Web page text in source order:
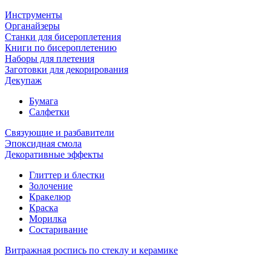
Инструменты
Органайзеры
Станки для бисероплетения
Книги по бисероплетению
Наборы для плетения
Заготовки для декорирования
Декупаж
Бумага
Салфетки
Связующие и разбавители
Эпоксидная смола
Декоративные эффекты
Глиттер и блестки
Золочение
Кракелюр
Краска
Морилка
Состаривание
Витражная роспись по стеклу и керамике